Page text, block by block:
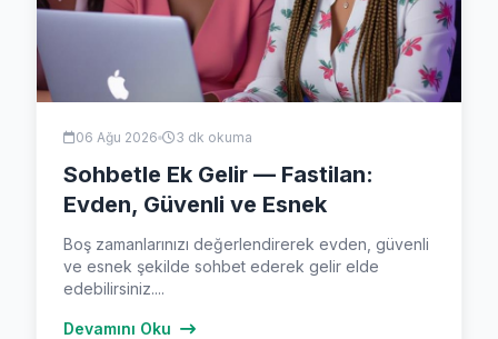
06 Ağu 2026 3 dk okuma
Sohbetle Ek Gelir — Fastilan:
Evden, Güvenli ve Esnek
Boş zamanlarınızı değerlendirerek evden, güvenli
ve esnek şekilde sohbet ederek gelir elde
edebilirsiniz....
Devamını Oku